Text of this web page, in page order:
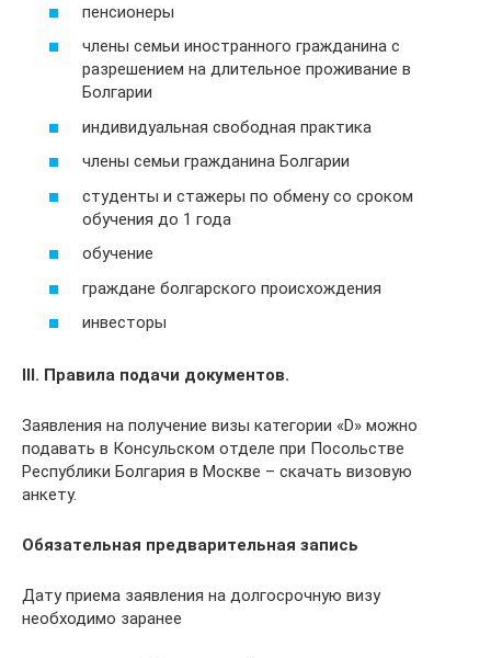
пенсионеры
члены семьи иностранного гражданина с
разрешением на длительное проживание в
Болгарии
индивидуальная свободная практика
члены семьи гражданина Болгарии
студенты и стажеры по обмену со сроком
обучения до 1 года
обучение
граждане болгарского происхождения
инвесторы
ІІІ. Правила подачи документов.
Заявления на получение визы категории «D» можно
подавать в Консульском отделе при Посольстве
Республики Болгария в Москве – скачать визовую
анкету.
Обязательная предварительная запись
Дату приема заявления на долгосрочную визу
необходимо заранее